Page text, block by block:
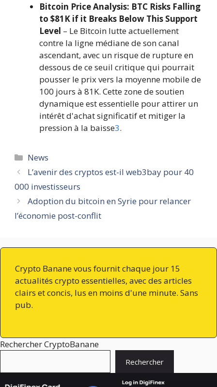
Bitcoin Price Analysis: BTC Risks Falling
to $81K if it Breaks Below This Support
Level – Le Bitcoin lutte actuellement
contre la ligne médiane de son canal
ascendant, avec un risque de rupture en
dessous de ce seuil critique qui pourrait
pousser le prix vers la moyenne mobile de
100 jours à 81K. Cette zone de soutien
dynamique est essentielle pour attirer un
intérêt d'achat significatif et mitiger la
pression à la baisse3.
Catégories
News
L’avenir des cryptos est-il web3bay pour 40
000 investisseurs
Adoption du bitcoin en Syrie pour relancer
l’économie post-conflit
Crypto Banane vous fournit chaque jour 15
actualités crypto essentielles, avec des articles
clairs et concis, lus en moins d'une minute. Sans
pub.
Rechercher CryptoBanane
Rechercher